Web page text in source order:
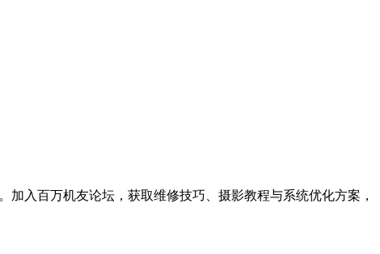
入百万机友论坛，获取维修技巧、摄影教程与系统优化方案，